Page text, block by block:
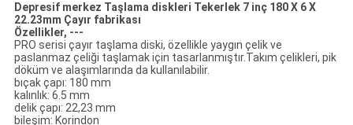
Depresif merkez Taşlama diskleri Tekerlek 7 inç 180 X 6 X
22.23mm Çayır fabrikası
Özellikler, ---
PRO serisi çayır taşlama diski, özellikle yaygın çelik ve
paslanmaz çeliği taşlamak için tasarlanmıştır.Takım çelikleri, pik
döküm ve alaşımlarında da kullanılabilir.
bıçak çapı: 180 mm
kalınlık: 6.5 mm
delik çapı: 22,23 mm
bileşim: Korindon